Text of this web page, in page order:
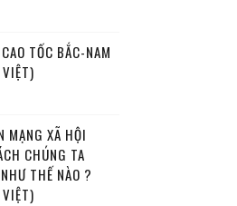
TỐC BẮC-NAM
MẠNG XÃ HỘI
CHÚNG TA
THẾ NÀO ?